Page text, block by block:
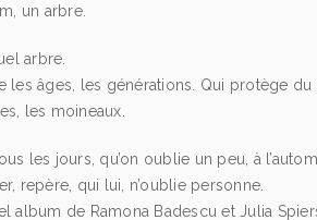
un arbre.
arbre.
les âges, les générations. Qui protège
les moineaux.
les jours, qu’on oublie un peu, à
repère, qui lui, n’oublie personne.
album de Ramona Badescu et Julia